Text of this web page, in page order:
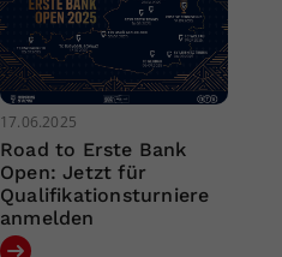
17.06.2025
Road to Erste Bank
Open: Jetzt für
Qualifikationsturniere
anmelden